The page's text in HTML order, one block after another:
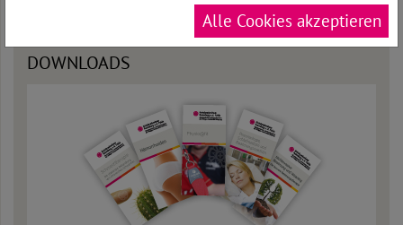
DOWNLOADS
Alle Cookies akzeptieren